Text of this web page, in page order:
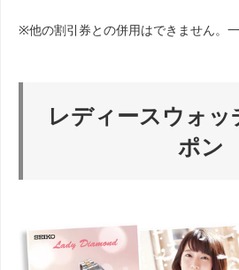
※他の割引券との併用はできません。一
レディースウォッ
ポン